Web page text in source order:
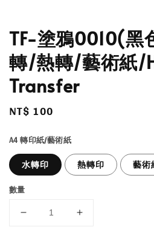
TF-塗鴉0010(黑
轉/熱轉/藝術紙/
Transfer
Regular
NT$ 100
A4 轉印紙/藝術紙
水轉印 熱轉印 藝
數量